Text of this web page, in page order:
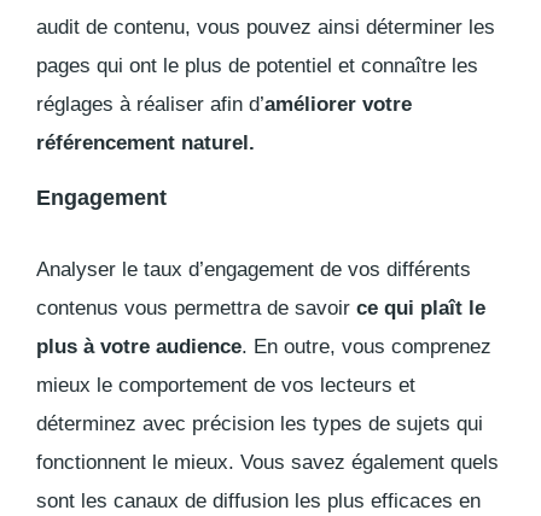
audit de contenu, vous pouvez ainsi déterminer les
pages qui ont le plus de potentiel et connaître les
réglages à réaliser afin d’améliorer votre
référencement naturel.
Engagement
Analyser le taux d’engagement de vos différents
contenus vous permettra de savoir ce qui plaît le
plus à votre audience. En outre, vous comprenez
mieux le comportement de vos lecteurs et
déterminez avec précision les types de sujets qui
fonctionnent le mieux. Vous savez également quels
sont les canaux de diffusion les plus efficaces en